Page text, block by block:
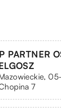
PARTNER
7